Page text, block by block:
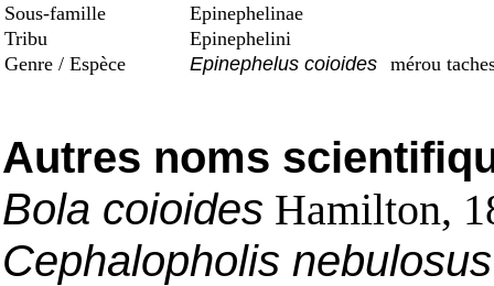
Sous-famille
Epinephelinae
Tribu
Epinephelini
Genre / Espèce
Epinephelus coioides mérou
Autres noms
Bola coioides Hamilton,
Cephalopholis nebulosus